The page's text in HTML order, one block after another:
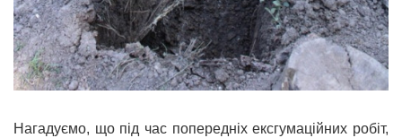
Нагадуємо, що під час попередніх ексгумаційних робіт,